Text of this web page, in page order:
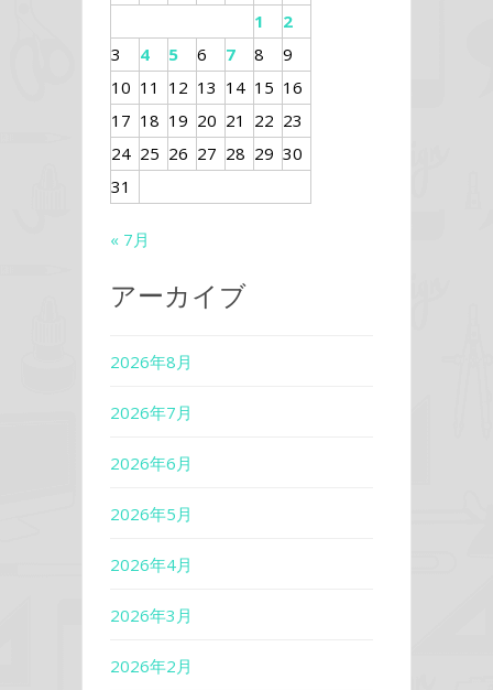
1
2
3
4 5 6 7 8
9
10 11 12 13 14 15 16
17 18 19 20 21 22 23
24 25 26 27 28 29 30
31
« 7月
アーカイブ
2026年8月
2026年7月
2026年6月
2026年5月
2026年4月
2026年3月
2026年2月